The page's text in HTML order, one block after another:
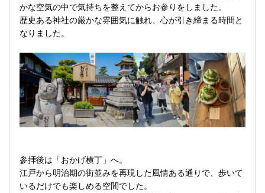
かな空気の中で気持ちを整えてからお参りをしました。
歴史ある神社の厳かな雰囲気に触れ、心が引き締まる時間と
なりました。
参拝後は「おかげ横丁」へ。
江戸から明治期の街並みを再現した風情ある通りで、歩いて
いるだけでも楽しめる空間でした。